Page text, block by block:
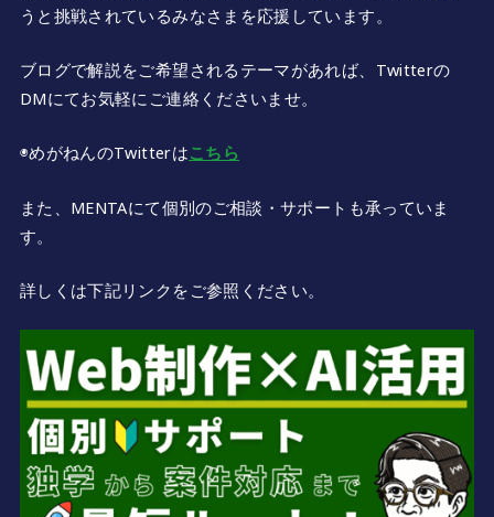
うと挑戦されているみなさまを応援しています。
ブログで解説をご希望されるテーマがあれば、Twitterの
DMにてお気軽にご連絡くださいませ。
◉めがねんのTwitterはこちら
また、MENTAにて個別のご相談・サポートも承っていま
す。
詳しくは下記リンクをご参照ください。